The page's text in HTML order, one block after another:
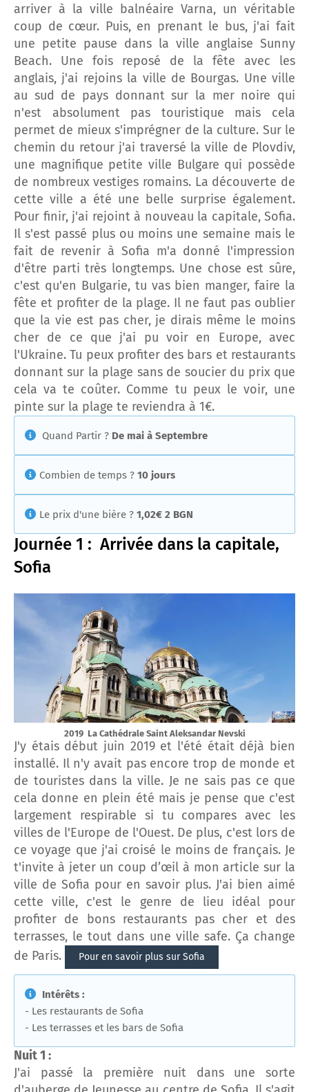
arriver à la ville balnéaire Varna, un véritable
coup de cœur. Puis, en prenant le bus, j'ai fait
une petite pause dans la ville anglaise Sunny
Beach. Une fois reposé de la fête avec les
anglais, j'ai rejoins la ville de Bourgas. Une ville
au sud de pays donnant sur la mer noire qui
n'est absolument pas touristique mais cela
permet de mieux s'imprégner de la culture. Sur le
chemin du retour j'ai traversé la ville de Plovdiv,
une magnifique petite ville Bulgare qui possède
de nombreux vestiges romains. La découverte de
cette ville a été une belle surprise également.
Pour finir, j'ai rejoint à nouveau la capitale, Sofia.
Il s'est passé plus ou moins une semaine mais le
fait de revenir à Sofia m'a donné l'impression
d'être parti très longtemps. Une chose est sûre,
c'est qu'en Bulgarie, tu vas bien manger, faire la
fête et profiter de la plage. Il ne faut pas oublier
que la vie est pas cher, je dirais même le moins
cher de ce que j'ai pu voir en Europe, avec
l'Ukraine. Tu peux profiter des bars et restaurants
donnant sur la plage sans de soucier du prix que
cela va te coûter. Comme tu peux le voir, une
pinte sur la plage te reviendra à 1€.
Quand Partir ? De mai à Septembre
Combien de temps ? 10 jours
Le prix d'une bière ? 1,02€ 2 BGN
Journée 1 : Arrivée dans la capitale,
Sofia
2019 La Cathédrale Saint Aleksandar Nevski
J'y étais début juin 2019 et l'été était déjà bien
installé. Il n'y avait pas encore trop de monde et
de touristes dans la ville. Je ne sais pas ce que
cela donne en plein été mais je pense que c'est
largement respirable si tu compares avec les
villes de l'Europe de l'Ouest. De plus, c'est lors de
ce voyage que j'ai croisé le moins de français. Je
t'invite à jeter un coup d’œil à mon article sur la
ville de Sofia pour en savoir plus. J'ai bien aimé
cette ville, c'est le genre de lieu idéal pour
profiter de bons restaurants pas cher et des
terrasses, le tout dans une ville safe. Ça change
de Paris.
Pour en savoir plus sur Sofia
Intérêts :
- Les restaurants de Sofia
- Les terrasses et les bars de Sofia
Nuit 1 :
J'ai passé la première nuit dans une sorte